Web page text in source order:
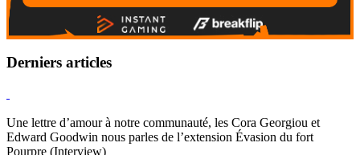
Derniers articles
Une lettre d’amour à notre communauté, les Cora Georgiou et
Edward Goodwin nous parles de l’extension Évasion du fort
Pourpre (Interview)